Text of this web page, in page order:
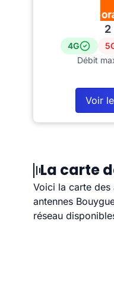
2
4G
Débit
Voir
La carte
Voici la carte des
antennes
réseau